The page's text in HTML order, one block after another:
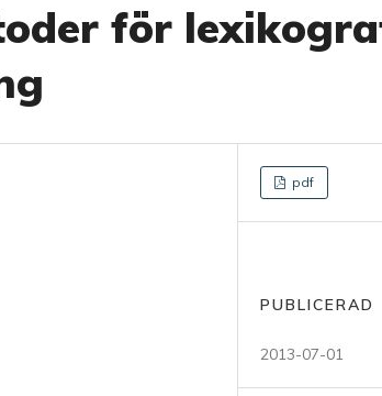
för
pdf
PUBLICERAD
2013-07-01